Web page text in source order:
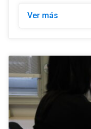
Ver más